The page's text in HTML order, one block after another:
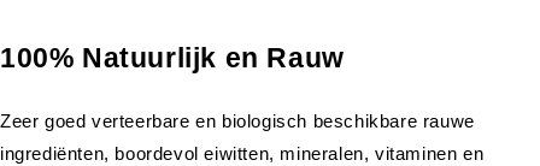
100% Natuurlijk en Rauw
Zeer goed verteerbare en biologisch beschikbare rauwe
ingrediënten, boordevol eiwitten, mineralen, vitaminen en